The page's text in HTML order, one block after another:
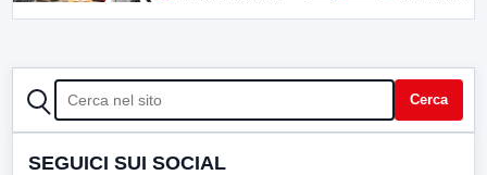
CERCA Cerca
SEGUICI SUI SOCIAL